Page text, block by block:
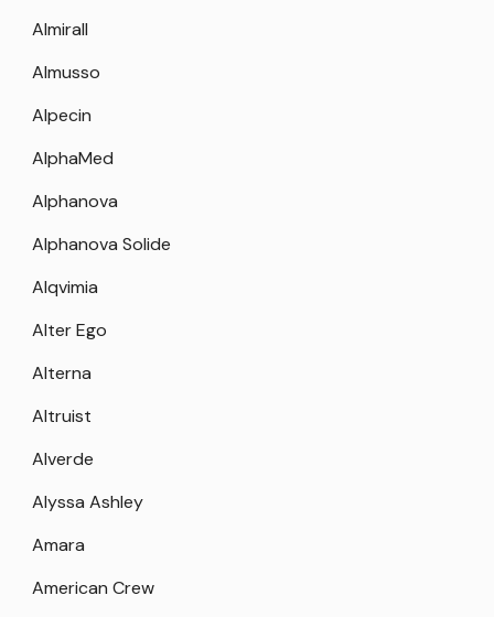
Almirall
Almusso
Alpecin
AlphaMed
Alphanova
Alphanova Solide
Alqvimia
Alter Ego
Alterna
Altruist
Alverde
Alyssa Ashley
Amara
American Crew